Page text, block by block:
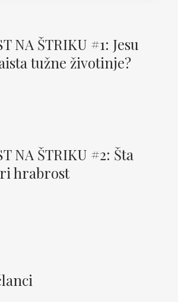
NA ŠTRIKU #1: Jesu
tužne životinje?
NA ŠTRIKU #2: Šta
hrabrost